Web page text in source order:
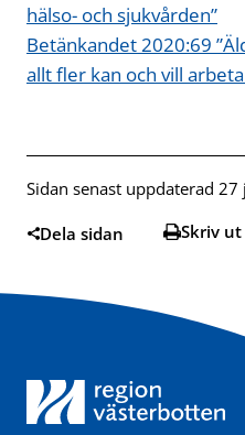
hälso- och sjukvården”
Betänkandet 2020:69
allt fler kan och vill
Sidan senast uppdaterad
Dela sidan Skriv ut